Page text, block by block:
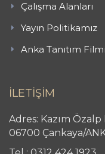
Çalışma Alanları
Yayın Politikamız
Anka Tanıtım Filmi
İLETİŞİM
Adres: Kazım
06700 Çankaya/